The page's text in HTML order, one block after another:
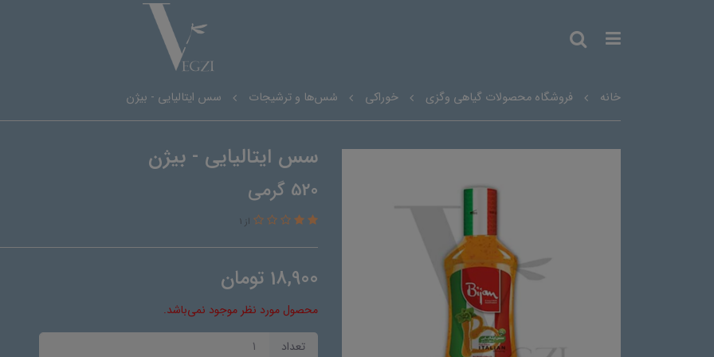
خانه فروشگاه محصولات گیاهی وگزی خوراکی سُس‌ها و ترشیجات سس ایتالیایی - بیژن
سس ایتالیایی - بیژن
520 گرمی
از 1
18,900 تومان
محصول مورد نظر موجود نمی‌باشد.
تعداد